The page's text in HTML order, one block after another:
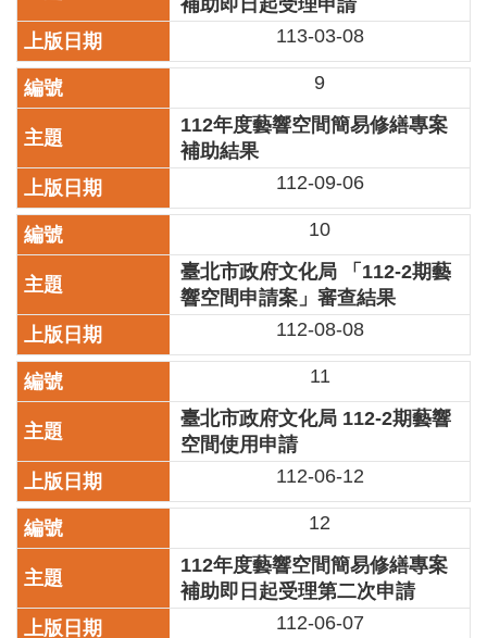
絡
資
訊
影
音
區
回
首
頁
網
站
導
覽
情
系
統
雙
語
詞
113-03-08
9
112年度藝響空間簡易修繕專案
補助結果
112-09-06
10
臺北市政府文化局 「112-2期藝
響空間申請案」審查結果
112-08-08
11
臺北市政府文化局 112-2期藝響
空間使用申請
112-06-12
12
112年度藝響空間簡易修繕專案
補助即日起受理第二次申請
112-06-07